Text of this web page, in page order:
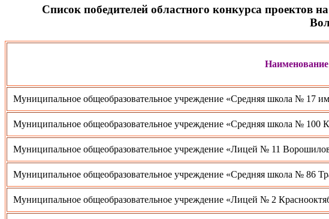
Список победителей областного конкурса
Наименование
Муниципальное общеобразовательное учреждение «Средняя школа № 17
Муниципальное общеобразовательное учреждение «Средняя школа № 100
Муниципальное общеобразовательное учреждение «Лицей № 11
Муниципальное общеобразовательное учреждение «Средняя школа № 86
Муниципальное общеобразовательное учреждение «Лицей № 2